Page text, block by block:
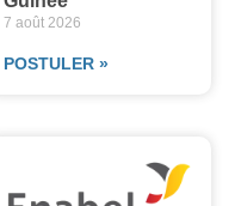
7 août 2026
POSTULER »